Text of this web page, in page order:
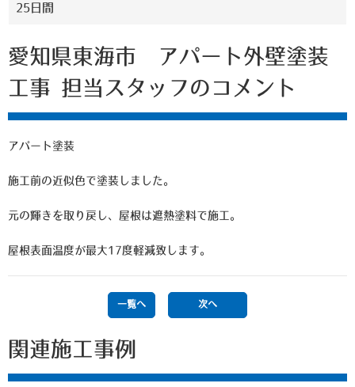
25日間
愛知県東海市 アパート外壁塗装
工事 担当スタッフのコメント
アパート塗装
施工前の近似色で塗装しました。
元の輝きを取り戻し、屋根は遮熱塗料で施工。
屋根表面温度が最大17度軽減致します。
一覧へ 次へ
関連施工事例